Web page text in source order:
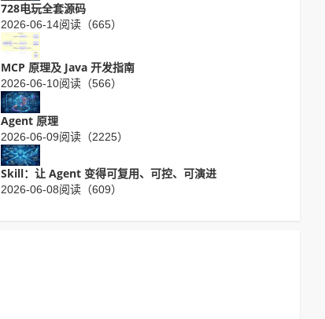
728电玩全套源码
2026-06-14阅读（665）
MCP 原理及 Java 开发指南
2026-06-10阅读（566）
Agent 原理
2026-06-09阅读（2225）
Skill：让 Agent 变得可复用、可控、可演进
2026-06-08阅读（609）